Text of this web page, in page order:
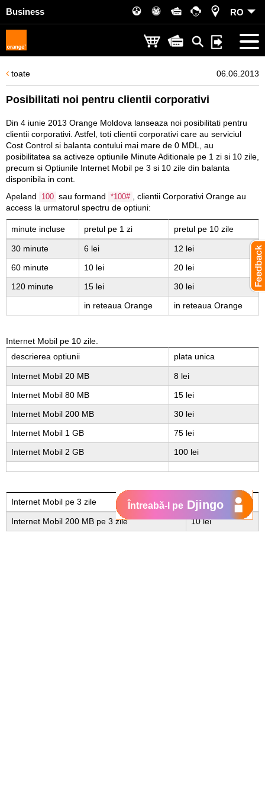
Business RO
toate 06.06.2013
Posibilitati noi pentru clientii corporativi
Din 4 iunie 2013 Orange Moldova lanseaza noi posibilitati pentru
clientii corporativi. Astfel, toti clientii corporativi care au serviciul
Cost Control si balanta contului mai mare de 0 MDL, au
posibilitatea sa activeze optiunile Minute Aditionale pe 1 zi si 10 zile,
precum si Optiunile Internet Mobil pe 3 si 10 zile din balanta
disponibila in cont.
Apeland
100 sau formand *100#
, clientii Corporativi Orange au
access la urmatorul spectru de optiuni:
minute incluse pretul pe 1 zi pretul pe 10 zile
30 minute 6 lei
12 lei
60 minute
10 lei
20 lei
120 minute
15 lei
30 lei
in reteaua Orange
in reteaua Orange
Internet Mobil pe 10 zile.
descrierea optiunii
plata unica
Internet Mobil 20 MB
8 lei
Internet Mobil 80 MB
15 lei
Internet Mobil 200 MB
30 lei
Internet Mobil 1 GB
75 lei
Internet Mobil 2 GB
100 lei
Internet Mobil pe 3 zile plata unica
Internet Mobil 200 MB pe 3 zile 10 lei
Întreabă-l pe Djingo